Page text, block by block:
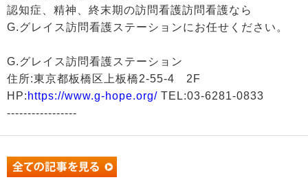
認知症、精神、終末期の訪問看護訪問看護なら
G.グレイス訪問看護ステーションにお任せください。
G.グレイス訪問看護ステーション
住所:東京都板橋区上板橋2-55-4 2F
HP: https://www.g-hope.org/ TEL:03-6281-0833
-----------------